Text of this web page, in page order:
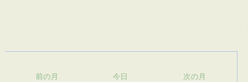
前の月 今日 次の月